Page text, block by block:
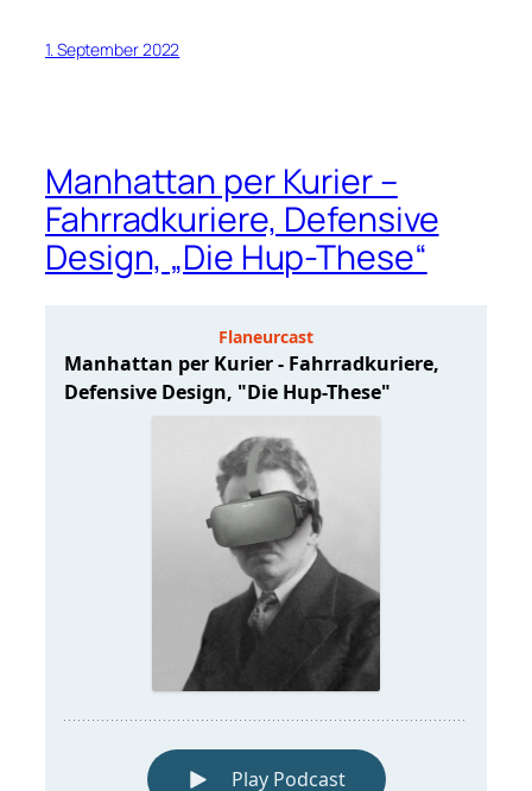
1. September 2022
Manhattan per Kurier –
Fahrradkuriere, Defensive
Design, „Die Hup-These“